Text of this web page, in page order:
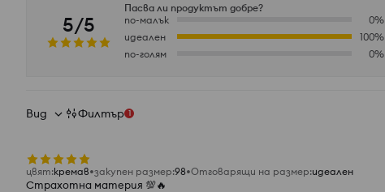
5/5
Пасва ли продуктът добре?
по-малък
0%
идеален
100%
по-голям
0%
Вид Филтър 1
цвят:кремав закупен размер:98 Отговарящи на размер:идеален
Страхотна материя 💯🔥